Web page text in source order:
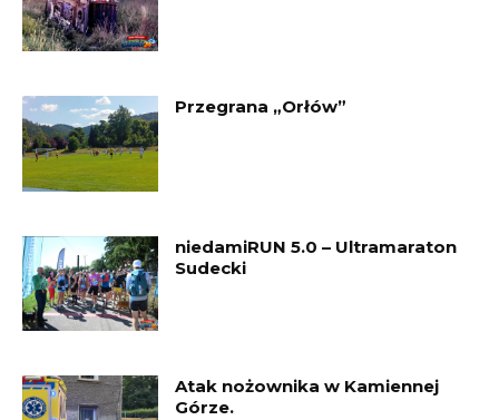
Przegrana „Orłów”
niedamiRUN 5.0 – Ultramaraton
Sudecki
Atak nożownika w Kamiennej
Górze.